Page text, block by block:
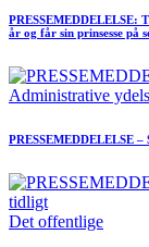
PRESSEMEDDELELSE:
år og får sin prinsesse på
Administrative
PRESSEMEDDELELSE
Det offentlige